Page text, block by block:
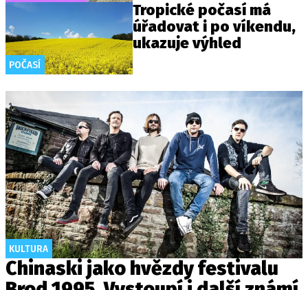
POČASÍ
Tropické počasí má
úřadovat i po víkendu,
ukazuje výhled
KULTURA
Chinaski jako hvězdy festivalu